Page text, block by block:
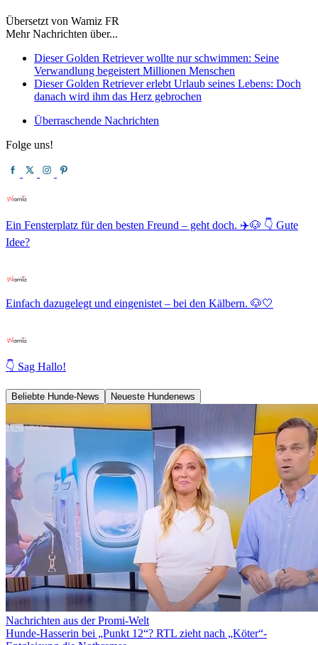
Übersetzt von Wamiz FR
Mehr Nachrichten über...
Dieser Golden Retriever wollte nur schwimmen: Seine
Verwandlung begeistert Millionen Menschen
Dieser Golden Retriever erlebt Urlaub seines Lebens: Doch
danach wird ihm das Herz gebrochen
Überraschende Nachrichten
Folge uns!
Ein Fensterplatz für den besten Freund – geht doch. ✈️🐶 👇 Gute
Idee?
Einfach dazugelegt und eingenistet – bei den Kälbern. 🐶🤍
👇 Sag Hallo!
Beliebte Hunde-News Neueste Hundenews
Nachrichten aus der Promi-Welt
Hunde-Hasserin bei „Punkt 12“? RTL zieht nach „Köter“-